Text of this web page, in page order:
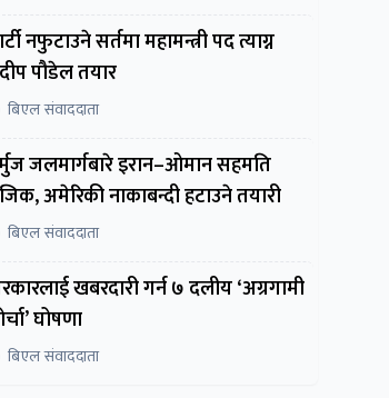
नफुटाउने सर्तमा महामन्त्री पद त्याग्न
पौडेल तयार
बिएल संवाददाता
जलमार्गबारे इरान–ओमान सहमति
अमेरिकी नाकाबन्दी हटाउने तयारी
बिएल संवाददाता
खबरदारी गर्न ७ दलीय ‘अग्रगामी
घोषणा
बिएल संवाददाता